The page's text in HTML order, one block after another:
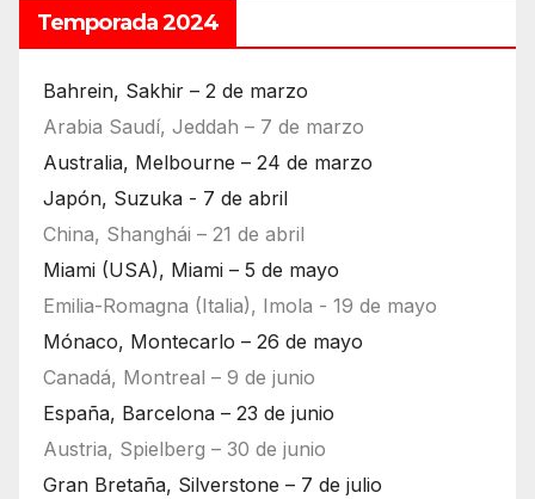
Temporada 2024
Bahrein, Sakhir – 2 de marzo
Arabia Saudí, Jeddah – 7 de marzo
Australia, Melbourne – 24 de marzo
Japón, Suzuka - 7 de abril
China, Shanghái – 21 de abril
Miami (USA), Miami – 5 de mayo
Emilia-Romagna (Italia), Imola - 19 de mayo
Mónaco, Montecarlo – 26 de mayo
Canadá, Montreal – 9 de junio
España, Barcelona – 23 de junio
Austria, Spielberg – 30 de junio
Gran Bretaña, Silverstone – 7 de julio